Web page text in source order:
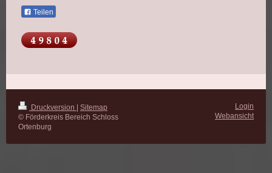
Teilen
Druckversion
Sitemap
© Förderkreis Bereich Schloss
Ortenburg
Login
Webansicht